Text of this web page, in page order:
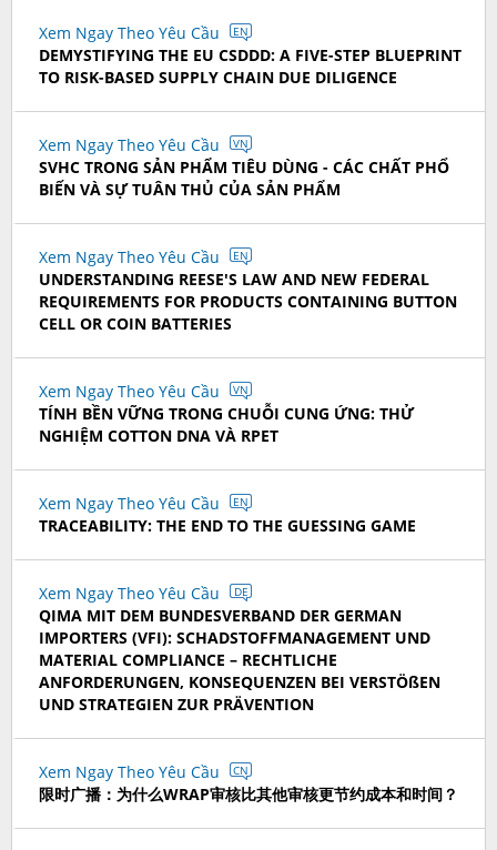
Xem Ngay Theo Yêu Cầu EN
DEMYSTIFYING THE EU CSDDD: A FIVE-STEP BLUEPRINT
TO RISK-BASED SUPPLY CHAIN DUE DILIGENCE
Xem Ngay Theo Yêu Cầu VN
SVHC TRONG SẢN PHẨM TIÊU DÙNG - CÁC CHẤT PHỔ
BIẾN VÀ SỰ TUÂN THỦ CỦA SẢN PHẨM
Xem Ngay Theo Yêu Cầu EN
UNDERSTANDING REESE'S LAW AND NEW FEDERAL
REQUIREMENTS FOR PRODUCTS CONTAINING BUTTON
CELL OR COIN BATTERIES
Xem Ngay Theo Yêu Cầu VN
TÍNH BỀN VỮNG TRONG CHUỖI CUNG ỨNG: THỬ
NGHIỆM COTTON DNA VÀ RPET
Xem Ngay Theo Yêu Cầu EN
TRACEABILITY: THE END TO THE GUESSING GAME
Xem Ngay Theo Yêu Cầu DE
QIMA MIT DEM BUNDESVERBAND DER GERMAN
IMPORTERS (VFI): SCHADSTOFFMANAGEMENT UND
MATERIAL COMPLIANCE – RECHTLICHE
ANFORDERUNGEN, KONSEQUENZEN BEI VERSTÖßEN
UND STRATEGIEN ZUR PRÄVENTION
Xem Ngay Theo Yêu Cầu CN
限时广播：为什么WRAP审核比其他审核更节约成本和时间？